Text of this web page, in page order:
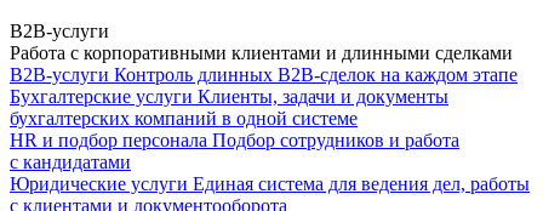
B2B-услуги
Работа с корпоративными клиентами и длинными сделками
B2B-услуги Контроль длинных B2B-сделок на каждом этапе
Бухгалтерские услуги Клиенты, задачи и документы
бухгалтерских компаний в одной системе
HR и подбор персонала Подбор сотрудников и работа
с кандидатами
Юридические услуги Единая система для ведения дел, работы
с клиентами и документооборота